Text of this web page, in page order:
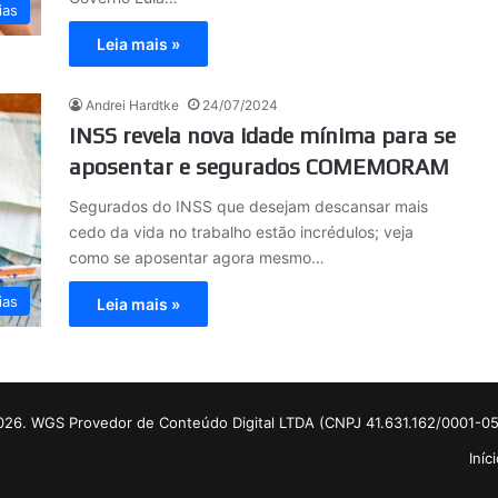
Leia mais »
Andrei Hardtke 24/07/2024
INSS revela nova idade mínima para se
aposentar e segurados COMEMORAM
Segurados do INSS que desejam descansar mais
cedo da vida no trabalho estão incrédulos; veja
como se aposentar agora mesmo…
Leia mais »
WGS Provedor de Conteúdo Digital LTDA (CNPJ 41.631.162/0001-